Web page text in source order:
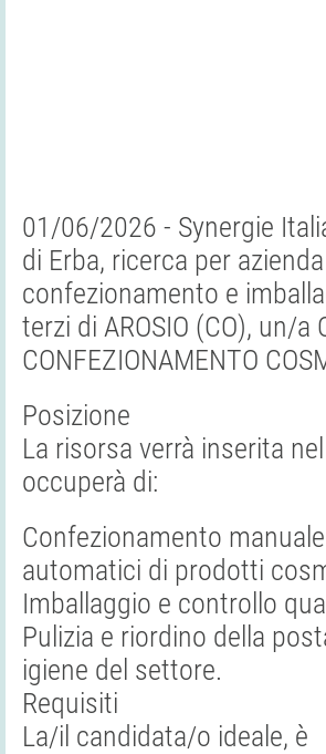
01/06/2026 - Synergie
di Erba, ricerca per
confezionamento e
terzi di AROSIO (CO), un/a
CONFEZIONAMENTO
Posizione
La risorsa verrà inserita
occuperà di:
Confezionamento
automatici di prodotti
Imballaggio e controllo
Pulizia e riordino della
igiene del settore.
Requisiti
La/il candidata/o ideale, è